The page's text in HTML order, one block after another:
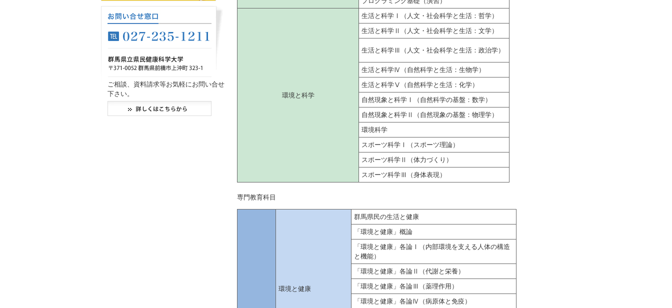
環境と科学
生活と科学Ⅰ（人文・社会科学と生活：哲学）
生活と科学Ⅱ（人文・社会科学と生活：文学）
生活と科学Ⅲ（人文・社会科学と生活：政治学）
生活と科学Ⅳ（自然科学と生活：生物学）
生活と科学Ⅴ（自然科学と生活：化学）
自然現象と科学Ⅰ（自然科学の基盤：数学）
自然現象と科学Ⅱ（自然現象の基盤：物理学）
環境科学
スポーツ科学Ⅰ（スポーツ理論）
スポーツ科学Ⅱ（体力づくり）
スポーツ科学Ⅲ（身体表現）
専門教育科目
環境と健康
群馬県民の生活と健康
「環境と健康」概論
「環境と健康」各論Ⅰ（内部環境を支える人体の構造
と機能）
「環境と健康」各論Ⅱ（代謝と栄養）
「環境と健康」各論Ⅲ（薬理作用）
「環境と健康」各論Ⅳ（病原体と免疫）
ご相談、資料請求等お気軽にお問い合せ
下さい。